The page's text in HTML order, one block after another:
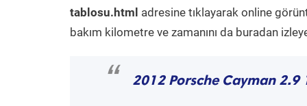
tablosu.html adresine tıklayarak online
bakım kilometre ve zamanını da buradan
“ 2012 Porsche Cayman 2.9